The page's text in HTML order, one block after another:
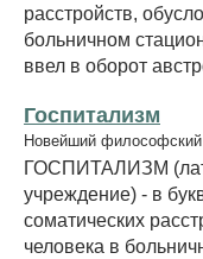
расстройств,
больничном
ввел в оборот
Госпитализм
Новейший
ГОСПИТАЛИЗМ (лат
учреждение) - в
соматических
человека в